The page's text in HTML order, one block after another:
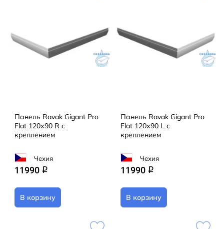
Панель Ravak Gigant Pro
Flat 120х90 R с
кpеплением
Чехия
11990 q
В корзину
Панель Ravak Gigant Pro
Flat 120х90 L с
кpеплением
Чехия
11990 q
В корзину